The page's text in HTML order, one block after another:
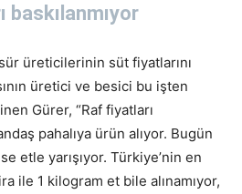
baskılanmıyor
üreticilerinin süt fiyatlarını
üretici ve besici bu işten
Gürer, “Raf fiyatları
pahalıya ürün alıyor. Bugün
etle yarışıyor. Türkiye’nin en
ile 1 kilogram et bile alınamıyor,